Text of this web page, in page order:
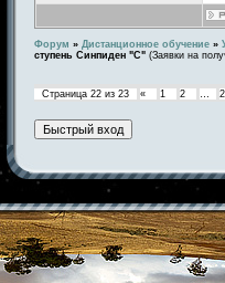
Форум » Дистанционное обучение »
ступень Синпиден "С" (Заявки на
Страница 22 из 23 « 1 2 …